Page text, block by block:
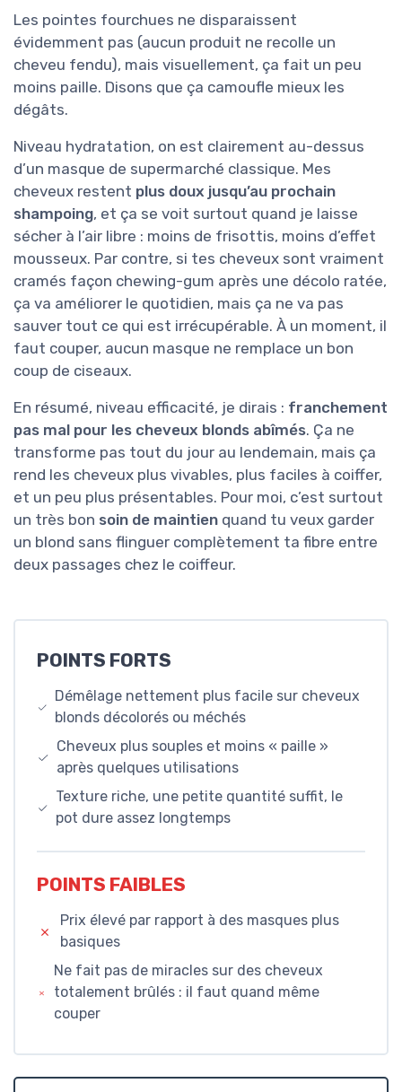
Les pointes fourchues ne disparaissent
évidemment pas (aucun produit ne recolle un
cheveu fendu), mais visuellement, ça fait un peu
moins paille. Disons que ça camoufle mieux les
dégâts.
Niveau hydratation, on est clairement au-dessus
d’un masque de supermarché classique. Mes
cheveux restent plus doux jusqu’au prochain
shampoing, et ça se voit surtout quand je laisse
sécher à l’air libre : moins de frisottis, moins d’effet
mousseux. Par contre, si tes cheveux sont vraiment
cramés façon chewing-gum après une décolo ratée,
ça va améliorer le quotidien, mais ça ne va pas
sauver tout ce qui est irrécupérable. À un moment, il
faut couper, aucun masque ne remplace un bon
coup de ciseaux.
En résumé, niveau efficacité, je dirais : franchement
pas mal pour les cheveux blonds abîmés. Ça ne
transforme pas tout du jour au lendemain, mais ça
rend les cheveux plus vivables, plus faciles à coiffer,
et un peu plus présentables. Pour moi, c’est surtout
un très bon soin de maintien quand tu veux garder
un blond sans flinguer complètement ta fibre entre
deux passages chez le coiffeur.
POINTS FORTS
Démêlage nettement plus facile sur cheveux
blonds décolorés ou méchés
Cheveux plus souples et moins « paille »
après quelques utilisations
Texture riche, une petite quantité suffit, le
pot dure assez longtemps
POINTS FAIBLES
Prix élevé par rapport à des masques plus
basiques
Ne fait pas de miracles sur des cheveux
totalement brûlés : il faut quand même
couper